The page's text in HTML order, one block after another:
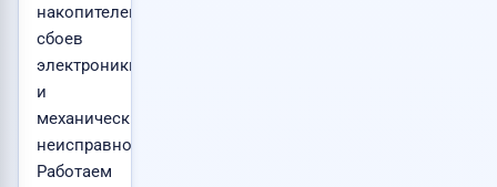
накопителей,
сбоев
электроники
и
механических
неисправностей.
Работаем